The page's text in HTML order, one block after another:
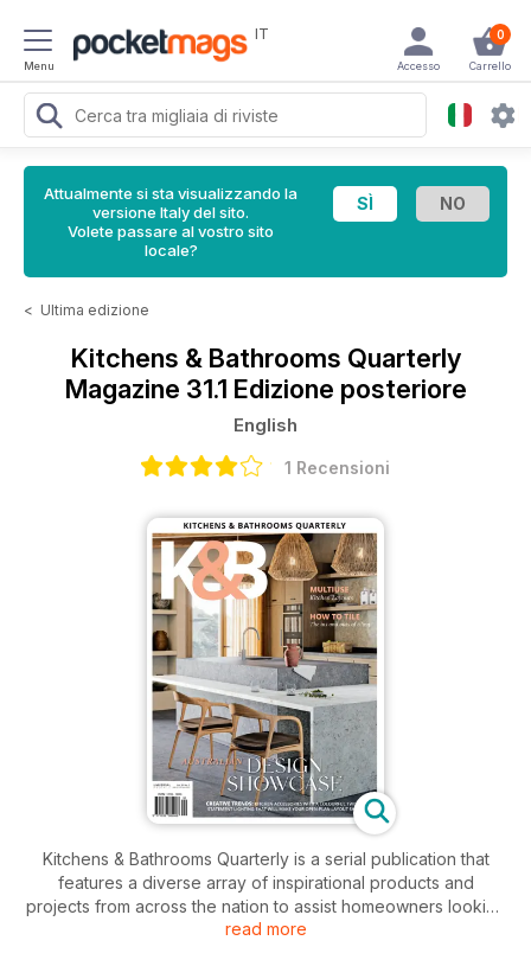
Menu
IT 0
Carrello
Accesso
Attualmente si sta visualizzando la
versione Italy del sito.
Volete passare al vostro sito
locale?
< Ultima edizione
Kitchens & Bathrooms Quarterly
Magazine 31.1 Edizione posteriore
English
1 Recensioni
Kitchens & Bathrooms Quarterly is a serial publication that
features a diverse array of inspirational products and
projects from across the nation to assist homeowners looking
to renovate their kitchens and bathrooms.
read more